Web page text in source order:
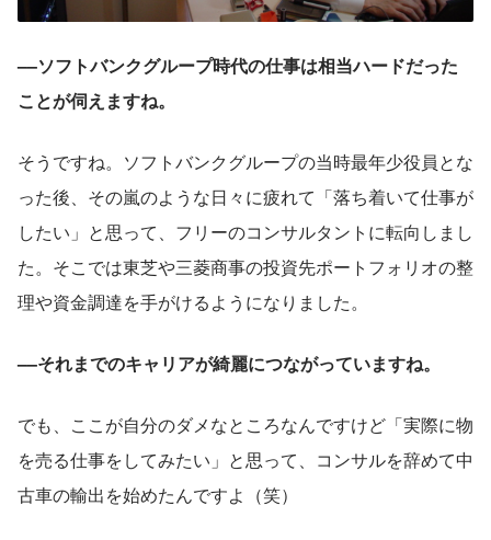
––ソフトバンクグループ時代の仕事は相当ハードだった
ことが伺えますね。
そうですね。ソフトバンクグループの当時最年少役員とな
った後、その嵐のような日々に疲れて「落ち着いて仕事が
したい」と思って、フリーのコンサルタントに転向しまし
た。そこでは東芝や三菱商事の投資先ポートフォリオの整
理や資金調達を手がけるようになりました。
––それまでのキャリアが綺麗につながっていますね。
でも、ここが自分のダメなところなんですけど「実際に物
を売る仕事をしてみたい」と思って、コンサルを辞めて中
古車の輸出を始めたんですよ（笑）